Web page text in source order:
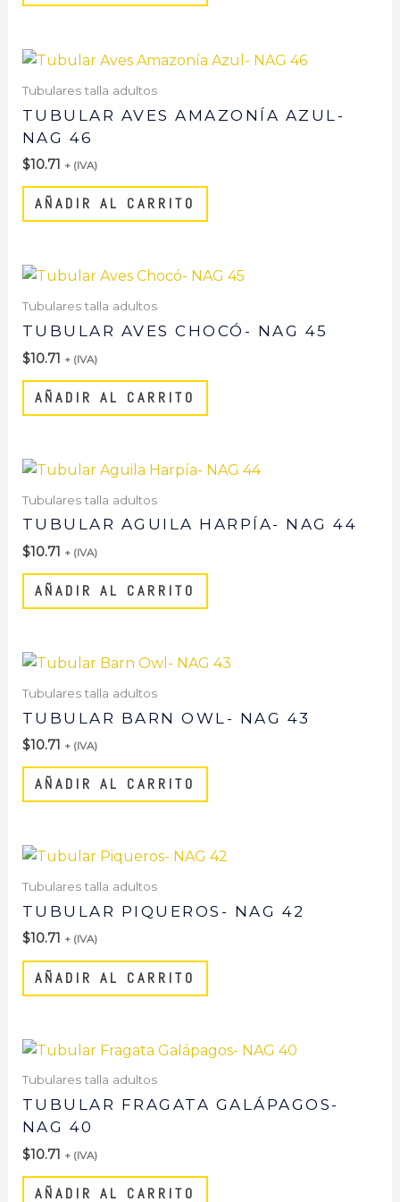
Tubulares talla adultos
TUBULAR AVES AMAZONÍA AZUL-
NAG 46
$10.71 + (IVA)
AÑADIR AL CARRITO
Tubulares talla adultos
TUBULAR AVES CHOCÓ- NAG 45
$10.71 + (IVA)
AÑADIR AL CARRITO
Tubulares talla adultos
TUBULAR AGUILA HARPÍA- NAG 44
$10.71 + (IVA)
AÑADIR AL CARRITO
Tubulares talla adultos
TUBULAR BARN OWL- NAG 43
$10.71 + (IVA)
AÑADIR AL CARRITO
Tubulares talla adultos
TUBULAR PIQUEROS- NAG 42
$10.71 + (IVA)
AÑADIR AL CARRITO
Tubulares talla adultos
TUBULAR FRAGATA GALÁPAGOS-
NAG 40
$10.71 + (IVA)
AÑADIR AL CARRITO